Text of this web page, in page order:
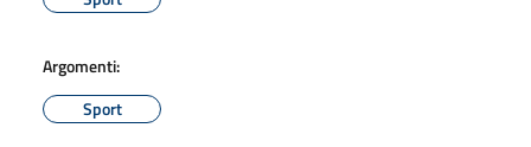
Argomenti:
Sport